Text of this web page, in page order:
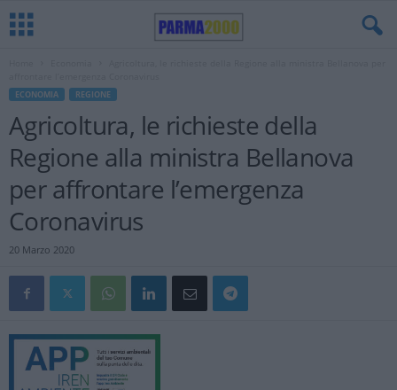
ECONOMIA REGIONE
Agricoltura, le richieste della
Regione alla ministra Bellanova
per affrontare l’emergenza
Coronavirus
20 Marzo 2020